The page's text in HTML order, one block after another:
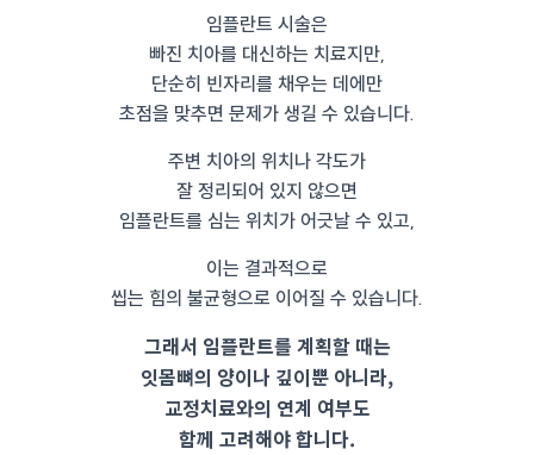
임플란트 시술은
빠진 치아를 대신하는 치료지만,
단순히 빈자리를 채우는 데에만
초점을 맞추면 문제가 생길 수 있습니다.
주변 치아의 위치나 각도가
잘 정리되어 있지 않으면
임플란트를 심는 위치가 어긋날 수 있고,
이는 결과적으로
씹는 힘의 불균형으로 이어질 수 있습니다.
그래서 임플란트를 계획할 때는
잇몸뼈의 양이나 깊이뿐 아니라,
교정치료와의 연계 여부도
함께 고려해야 합니다.